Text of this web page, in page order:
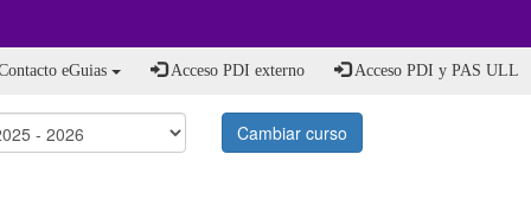
eGuias Acceso PDI externo Acceso PDI y PAS ULL
Cambiar curso